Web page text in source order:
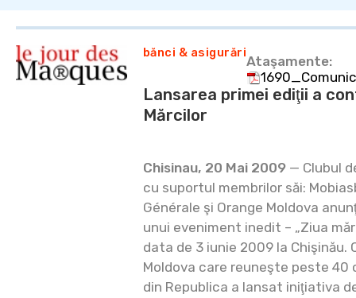
bănci & asigurări
Lansarea primei ediţii a
Mărcilor
Chisinau, 20 Mai 2009 — Clubul
cu suportul membrilor săi:
Générale şi Orange Moldova
unui eveniment inedit – „Ziua
data de 3 iunie 2009 la Chişinău.
Moldova care reuneşte peste 40
din Republica a lansat iniţiativa
Ataşamente: